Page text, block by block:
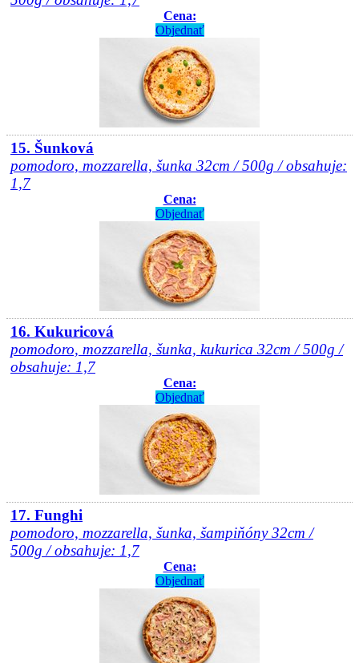
Cena:
Objednať
15. Šunková
pomodoro, mozzarella, šunka 32cm / 500g / obsahuje:
1,7
Cena:
Objednať
16. Kukuricová
pomodoro, mozzarella, šunka, kukurica 32cm / 500g /
obsahuje: 1,7
Cena:
Objednať
17. Funghi
pomodoro, mozzarella, šunka, šampiňóny 32cm /
500g / obsahuje: 1,7
Cena:
Objednať